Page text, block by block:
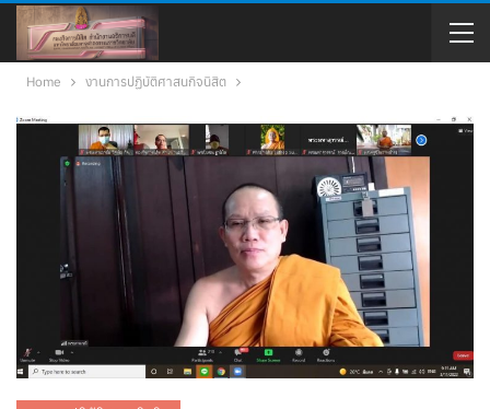
Home งานการปฏิบัติศาสนกิจนิสิต